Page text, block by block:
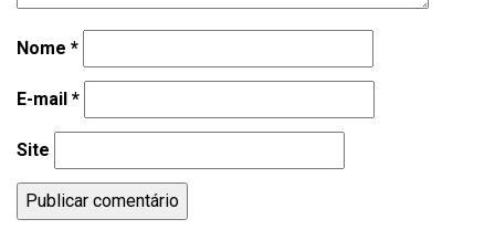
Nome *
E-mail *
Site